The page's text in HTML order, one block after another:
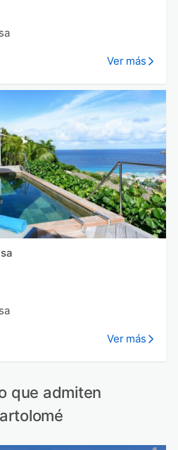
Ver más
Ver más
que admiten